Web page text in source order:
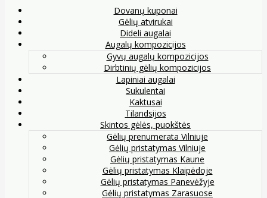
Dovanų kuponai
Gėlių atvirukai
Dideli augalai
Augalų kompozicijos
Gyvų augalų kompozicijos
Dirbtinių gėlių kompozicijos
Lapiniai augalai
Sukulentai
Kaktusai
Tilandsijos
Skintos gėlės, puokštės
Gėlių prenumerata Vilniuje
Gėlių pristatymas Vilniuje
Gėlių pristatymas Kaune
Gėlių pristatymas Klaipėdoje
Gėlių pristatymas Panevėžyje
Gėlių pristatymas Zarasuose